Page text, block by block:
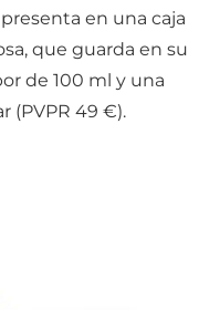
en una caja
que guarda en su
de 100 ml y una
(PVPR 49 €).